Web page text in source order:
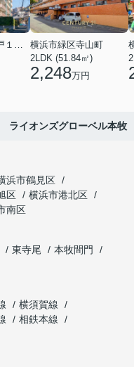
横浜市緑区寺山町
2LDK (51.84㎡)
2,248万円
ライオンズグローベル本牧
浜市鶴見区
区
横浜市港北区
南区
東寺尾
本牧間門
横須賀線
相鉄本線